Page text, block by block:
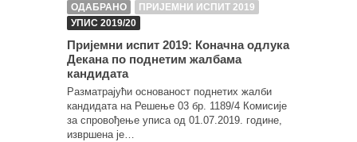
ОДАБРАНО
ПРИЈЕМНИ ИСПИТ 2019
УПИС 2019/20
Пријемни испит 2019: Коначна одлука
Декана по поднетим жалбама
кандидата
Разматрајући основаност поднетих жалби
кандидата на Решење 03 бр. 1189/4 Комисије
за спровођење уписа од 01.07.2019. године,
извршена је…